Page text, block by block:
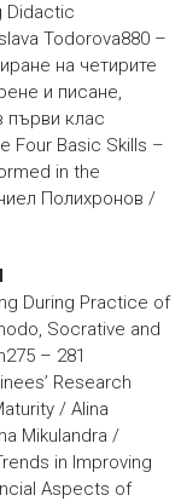
Didactic
Todorova880 –
на четирите
и писане,
първи клас
Four Basic Skills –
in the
Полихронов /
During Practice of
Socrative and
– 281
Research
/ Alina
Mikulandra /
in Improving
Aspects of